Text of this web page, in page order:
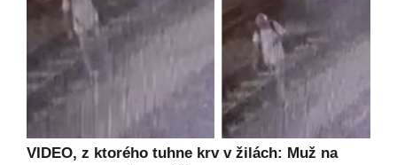
VIDEO, z ktorého tuhne krv v žilách: Muž na